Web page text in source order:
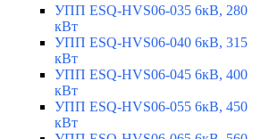
УПП ESQ-HVS06-035 6кВ, 280
кВт
УПП ESQ-HVS06-040 6кВ, 315
кВт
УПП ESQ-HVS06-045 6кВ, 400
кВт
УПП ESQ-HVS06-055 6кВ, 450
кВт